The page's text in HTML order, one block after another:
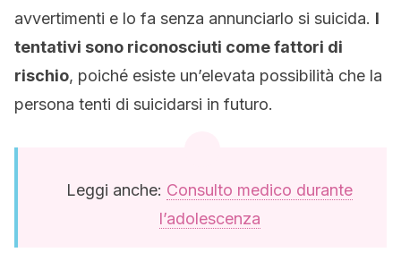
avvertimenti e lo fa senza annunciarlo si suicida. I
tentativi sono riconosciuti come fattori di
rischio, poiché esiste un’elevata possibilità che la
persona tenti di suicidarsi in futuro.
Leggi anche: Consulto medico durante
l’adolescenza